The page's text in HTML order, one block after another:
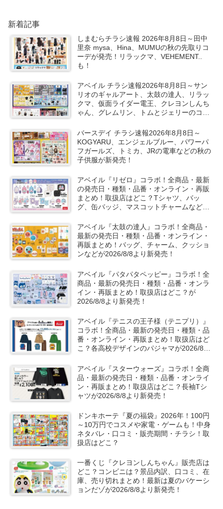
新着記事
しまむらチラシ速報 2026年8月8日～田中
里奈 mysa、Hina、MUMUの秋の先取りコ
ーデが発売！リラックマ、VEHEMENT..
も！
アベイル チラシ速報2026年8月8日～サン
リオのギャルアート、太鼓の達人、リラッ
クマ、仮面ライダー電王、クレヨンしんち
ゃん、グレムリン、トムとジェリーのコラ
バースデイ チラシ速報2026年8月8日～
KOGYARU、エンジェルブルー、パワーパ
フガールズ、トミカ、JRの電車などの秋の
子供服が新発売！
アベイル『リゼロ』コラボ！全商品・最新
の発売日・種類・品番・オンライン・再販
まとめ！取扱店はどこ？Tシャツ、バッ
グ、缶バッジ、マスコットチャームなどが
アベイル『太鼓の達人』コラボ！全商品・
最新の発売日・種類・品番・オンライン・
再販まとめ！バッグ、チャーム、クッショ
ンなどが2026/8/8より新発売！
アベイル『パタパタペッピー』コラボ！全
商品・最新の発売日・種類・品番・オンラ
イン・再販まとめ！取扱店はどこ？が
2026/8/8より新発売！
アベイル『テニスの王子様（テニプリ）』
コラボ！全商品・最新の発売日・種類・品
番・オンライン・再販まとめ！取扱店はど
こ？各高校デザインのパジャマが2026/8/8
アベイル『スターウォーズ』コラボ！全商
品・最新の発売日・種類・品番・オンライ
ン・再販まとめ！取扱店はどこ？長袖Tシ
ャツが2026/8/8より新発売！
ドンキホーテ『夏の福袋』2026年！100円
～10万円でコスメや家電・ゲームも！中身
ネタバレ・口コミ・販売期間・チラシ！取
扱店はどこ？
一番くじ『クレヨンしんちゃん』販売店は
どこ？コンビニは？景品内訳、口コミ、在
庫、売り切れまとめ！最新は夏のバケーシ
ョンだゾが2026/8/8より新発売！